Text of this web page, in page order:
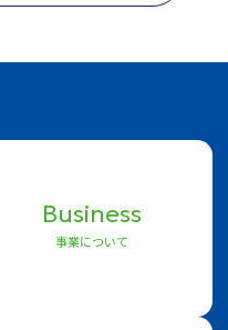
Business
事業について